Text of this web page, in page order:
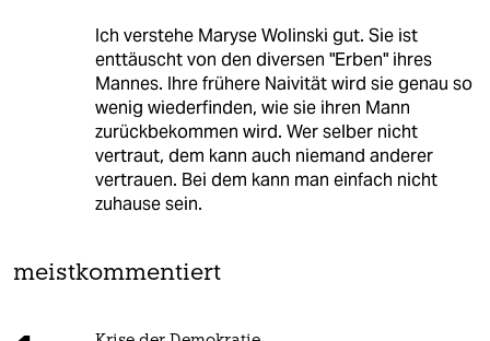
Ich verstehe Maryse Wolinski gut. Sie ist
enttäuscht von den diversen "Erben" ihres
Mannes. Ihre frühere Naivität wird sie genau so
wenig wiederfinden, wie sie ihren Mann
zurückbekommen wird. Wer selber nicht
vertraut, dem kann auch niemand anderer
vertrauen. Bei dem kann man einfach nicht
zuhause sein.
meistkommentiert